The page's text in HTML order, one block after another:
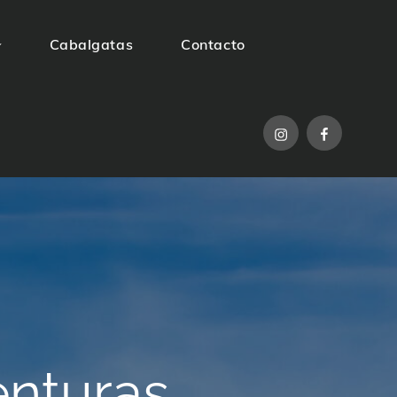
Cabalgatas Contacto
InstagramFacebook